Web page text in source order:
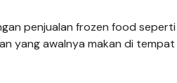
penjualan frozen food
yang awalnya makan di